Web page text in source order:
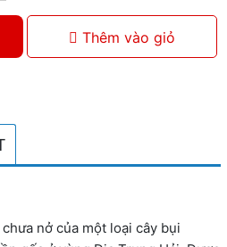
Thêm vào giỏ
nở của một loại cây bụi